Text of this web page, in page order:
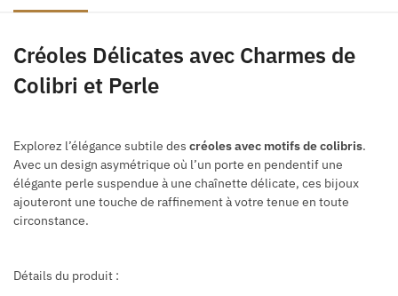
Créoles Délicates avec Charmes de
Colibri et Perle
Explorez l’élégance subtile des créoles avec motifs de colibris.
Avec un design asymétrique où l’un porte en pendentif une
élégante perle suspendue à une chaînette délicate, ces bijoux
ajouteront une touche de raffinement à votre tenue en toute
circonstance.
Détails du produit :